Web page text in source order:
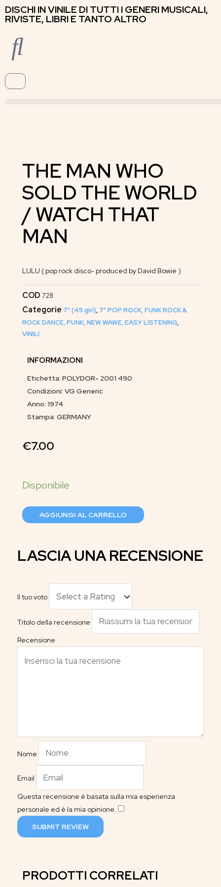
DISCHI IN VINILE DI TUTTI I GENERI MUSICALI,
RIVISTE, LIBRI E TANTO ALTRO
THE MAN WHO
SOLD THE WORLD
/ WATCH THAT
MAN
LULU ( pop rock disco- produced by David Bowie )
COD 728
Categorie 7" (45 giri), 7" POP ROCK, FUNK ROCK &
ROCK DANCE, PUNK, NEW WAWE, EASY LISTENING,
VINILI
INFORMAZIONI
Etichetta: POLYDOR- 2001 490
Condizioni: VG Generic
Anno: 1974
Stampa: GERMANY
€7.00
AGGIUNGI AL CARRELLO
LASCIA UNA RECENSIONE
Il tuo voto
Titolo della recensione
Recensione
Nome
Email
Questa recensione è basata sulla mia esperienza
personale ed è la mia opinione.
SUBMIT REVIEW
PRODOTTI CORRELATI